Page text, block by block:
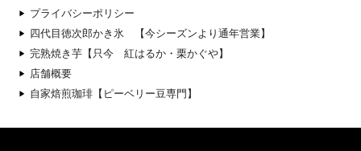
プライバシーポリシー
四代目徳次郎かき氷 【今シーズンより通年営業】
完熟焼き芋【只今 紅はるか・栗かぐや】
店舗概要
自家焙煎珈琲【ピーベリー豆専門】